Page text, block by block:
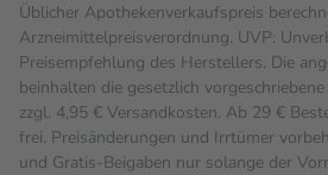
Üblicher Apothekenverkaufspreis
Arzneimittelpreisverordnung. UVP:
Preisempfehlung des Herstellers. Die
beinhalten die gesetzlich
zzgl. 4,95 € Versandkosten. Ab 29 €
frei. Preisänderungen und Irrtümer
und Gratis-Beigaben nur solange der